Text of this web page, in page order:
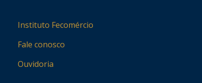
Instituto Fecomércio
Fale conosco
Ouvidoria